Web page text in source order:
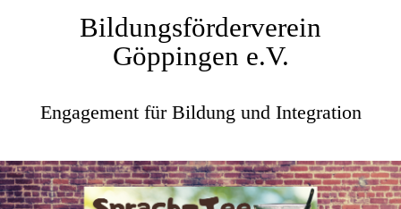
Bildungsförderverein
Göppingen e.V.
Engagement für Bildung und Integration